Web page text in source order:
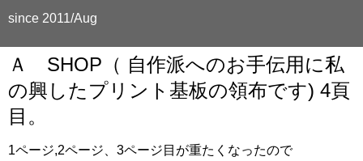
since 2011/Aug
Ａ SHOP（ 自作派へのお手伝用に私
の興したプリント基板の領布です) 4頁
目。
1ページ,2ページ、3ページ目が重たくなったので